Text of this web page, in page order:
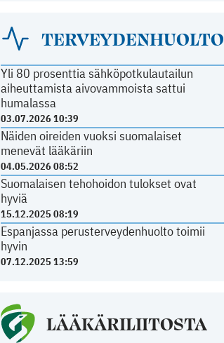
TERVEYDENHUOLTO
Yli 80 prosenttia sähköpotkulautailun
aiheuttamista aivovammoista sattui
humalassa
03.07.2026 10:39
Näiden oireiden vuoksi suomalaiset
menevät lääkäriin
04.05.2026 08:52
Suomalaisen tehohoidon tulokset ovat
hyviä
15.12.2025 08:19
Espanjassa perusterveydenhuolto toimii
hyvin
07.12.2025 13:59
LÄÄKÄRILIITOSTA